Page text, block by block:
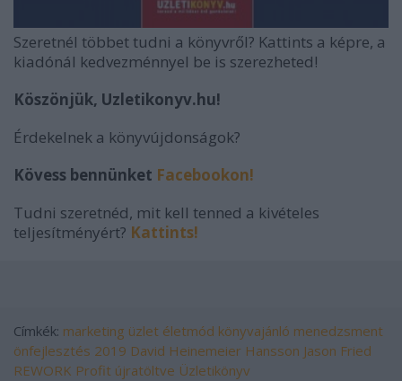
Szeretnél többet tudni a könyvről? Kattints a képre, a
kiadónál kedvezménnyel be is szerezheted!
Köszönjük, Uzletikonyv.hu!
Érdekelnek a könyvújdonságok?
Kövess bennünket Facebookon!
Tudni szeretnéd, mit kell tenned a kivételes
teljesítményért? Kattints!
Címkék: marketing üzlet életmód könyvajánló menedzsment
önfejlesztés 2019 David Heinemeier Hansson Jason Fried
REWORK Profit újratöltve Üzletikönyv